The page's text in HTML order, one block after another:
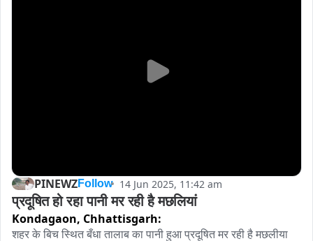
PINEWZFollow 14 Jun 2025, 11:42 am
प्रदूषित हो रहा पानी मर रही है मछलियां
Kondagaon, Chhattisgarh:
शहर के बिच स्थित बँधा तालाब का पानी हुआ प्रदूषित मर रही है मछलीया